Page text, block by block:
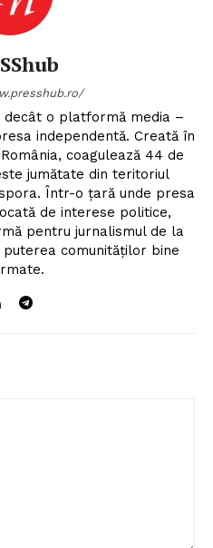
decât o platformă media –
independentă. Creată în
coagulează 44 de
jumătate din teritoriul
Într-o țară unde presa
de interese politice,
pentru jurnalismul de la
comunităților bine